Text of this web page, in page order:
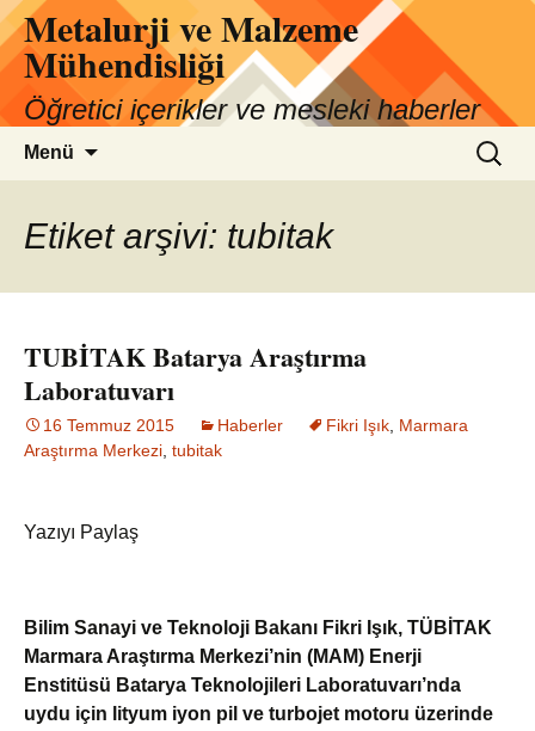
İçeriğe
atlaMetalurji ve Malzeme
Mühendisliği
Öğretici içerikler ve mesleki haberler
Menü
Arama:
Etiket arşivi: tubitak
TUBİTAK Batarya Araştırma
Laboratuvarı
16 Temmuz 2015 Haberler Fikri Işık Marmara
Araştırma Merkezi tubitak
Yazıyı Paylaş
Bilim Sanayi ve Teknoloji Bakanı Fikri Işık, TÜBİTAK
Marmara Araştırma Merkezi’nin (MAM) Enerji
Enstitüsü Batarya Teknolojileri Laboratuvarı’nda
uydu için lityum iyon pil ve turbojet motoru üzerinde